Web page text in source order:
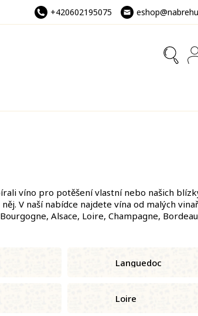
+420602195075
víno pro potěšení vlastní nebo našich
V naší nabídce najdete vína od malých
Alsace, Loire, Champagne,
Languedoc
Loire